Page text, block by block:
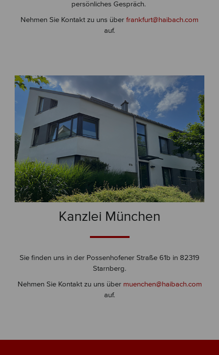
persönliches Gespräch.
Nehmen Sie Kontakt zu uns über frankfurt@haibach.com
auf.
Kanzlei München
Sie finden uns in der Possenhofener Straße 61b in 82319
Starnberg.
Nehmen Sie Kontakt zu uns über muenchen@haibach.com
auf.